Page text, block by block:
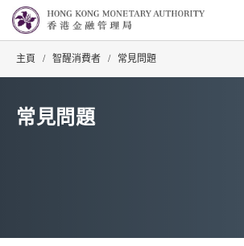
主頁 / 智醒消費者 / 常見問題
常見問題